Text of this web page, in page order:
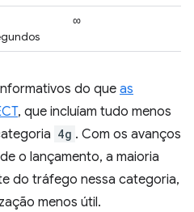
∞
do queas
, que incluíam tudo menos
4g . Com os avanços
o lançamento, a maioria
do tráfego nessa categoria,
menos útil.